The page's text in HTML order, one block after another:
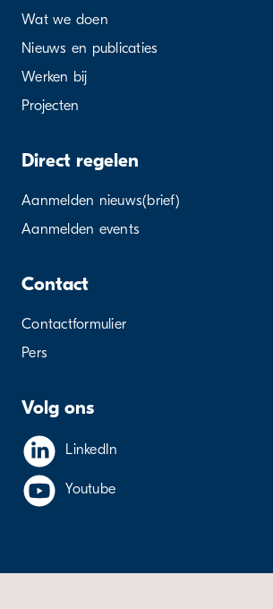
Wat we doen
Nieuws en publicaties
Werken bij
Projecten
Direct regelen
Aanmelden nieuws(brief)
Aanmelden events
Contact
Contactformulier
Pers
Volg ons
LinkedIn
Youtube